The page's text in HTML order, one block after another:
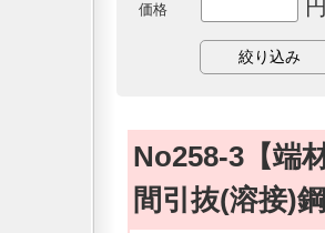
価格
No258-3【端
間引抜(溶接